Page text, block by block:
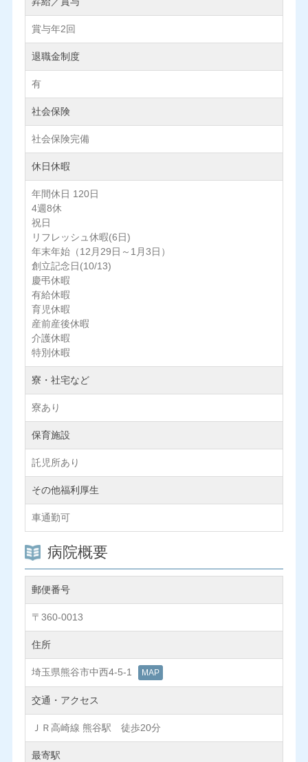
賞与年2回
退職金制度
有
社会保険
社会保険完備
休日休暇
年間休日 120日
4週8休
祝日
リフレッシュ休暇(6日)
年末年始（12月29日～1月3日）
創立記念日(10/13)
慶弔休暇
有給休暇
育児休暇
産前産後休暇
介護休暇
特別休暇
寮・社宅など
寮あり
保育施設
託児所あり
その他福利厚生
車通勤可
病院概要
郵便番号
〒360-0013
住所
埼玉県熊谷市中西4-5-1 MAP
交通・アクセス
ＪＲ高崎線 熊谷駅 徒歩20分
最寄駅